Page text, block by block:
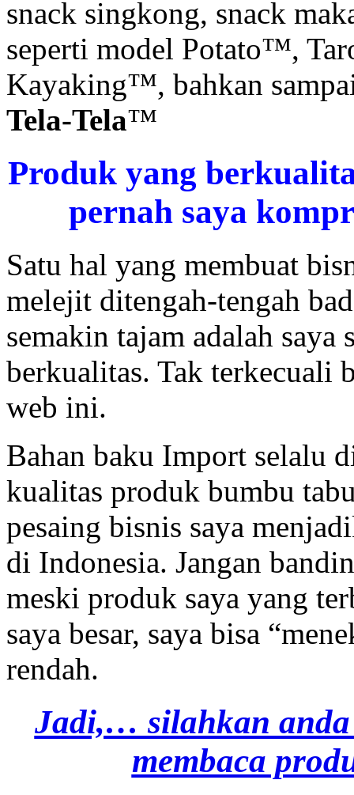
snack singkong, snack
seperti model Potato™,
Kayaking™, bahkan
Tela-Tela™
Produk yang
pernah saya
Satu hal yang membuat
melejit ditengah-tengah
semakin tajam adalah
berkualitas. Tak terkecuali
web ini.
Bahan baku Import selalu
kualitas produk bumbu
pesaing bisnis saya
di Indonesia. Jangan
meski produk saya yang
saya besar, saya bisa
rendah.
Jadi,… silahkan anda
membaca